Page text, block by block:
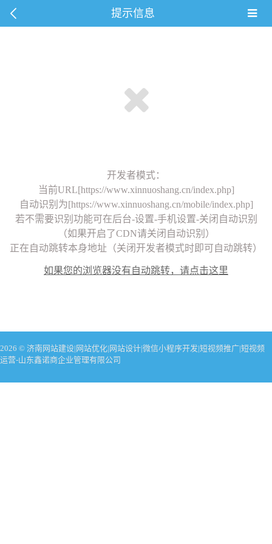
提示信息
开发者模式：
当前URL[https://www.xinnuoshang.cn/index.php]
自动识别为[https://www.xinnuoshang.cn/mobile/index.php]
若不需要识别功能可在后台-设置-手机设置-关闭自动识别
（如果开启了CDN请关闭自动识别）
正在自动跳转本身地址（关闭开发者模式时即可自动跳转）
如果您的浏览器没有自动跳转，请点击这里
2026 © 济南网站建设|网站优化|网站设计|微信小程序开发|短视频推广|短视频
运营-山东鑫诺商企业管理有限公司